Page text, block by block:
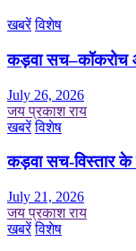
खबरें विशेष
कड़वा सच–कॉकरोच
July 26, 2026
जय प्रकाश राय
खबरें विशेष
कड़वा सच-विस्तार के
July 21, 2026
जय प्रकाश राय
खबरें विशेष